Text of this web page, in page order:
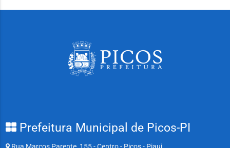
Prefeitura Municipal de Picos-PI